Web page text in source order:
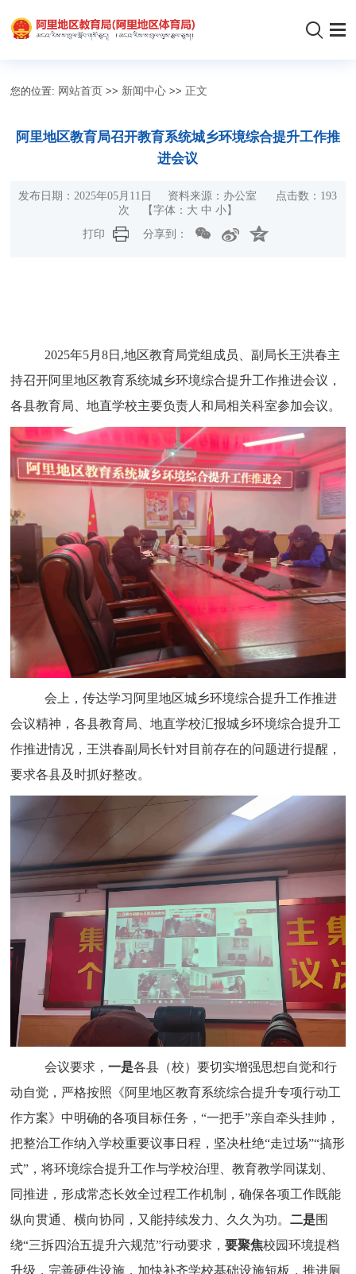
您的位置: 网站首页 >> 新闻中心 >> 正文
阿里地区教育局召开教育系统城乡环境综合提升工作推
进会议
发布日期：2025年05月11日 资料来源：办公室 点击数： 193
次
【字体： 大 中 小】
打印
分享到：
2025年5月8日,地区教育局党组成员、副局长王洪春主
持召开阿里地区教育系统城乡环境综合提升工作推进会议，
各县教育局、地直学校主要负责人和局相关科室参加会议。
会上，传达学习阿里地区城乡环境综合提升工作推进
会议精神，各县教育局、地直学校汇报城乡环境综合提升工
作推进情况，王洪春副局长针对目前存在的问题进行提醒，
要求各县及时抓好整改。
会议要求，一是各县（校）要切实增强思想自觉和行
动自觉，严格按照《阿里地区教育系统综合提升专项行动工
作方案》中明确的各项目标任务，“一把手”亲自牵头挂帅，
把整治工作纳入学校重要议事日程，坚决杜绝“走过场”“搞形
式”，将环境综合提升工作与学校治理、教育教学同谋划、
同推进，形成常态长效全过程工作机制，确保各项工作既能
纵向贯通、横向协同，又能持续发力、久久为功。二是围
绕“三拆四治五提升六规范”行动要求，要聚焦校园环境提档
升级，完善硬件设施，加快补齐学校基础设施短板，推进厕